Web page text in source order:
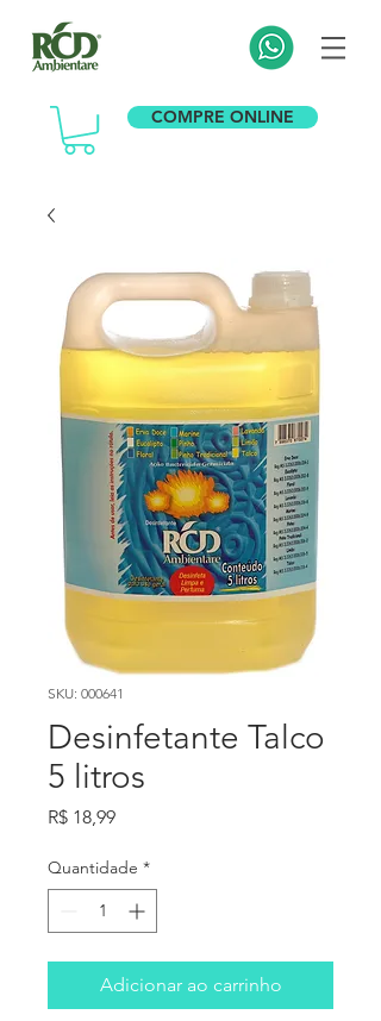
COMPRE ONLINE
SKU: 000641
Desinfetante Talco
5 litros
R$ 18,99Preço
Quantidade *
Adicionar ao carrinho